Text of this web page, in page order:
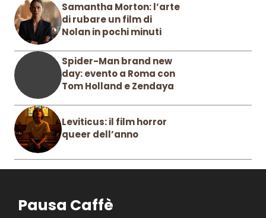
Samantha Morton: l’arte
di rubare un film di
Nolan in pochi minuti
Spider-Man brand new
day: evento a Roma con
Tom Holland e Zendaya
Leviticus: il film horror
queer dell’anno
Pausa Caffè